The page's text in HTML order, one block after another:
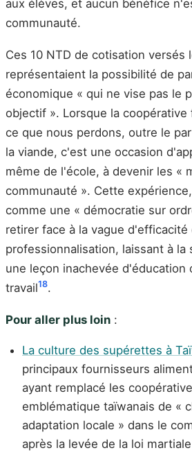
aux élèves, et aucun bénéfice
communauté.
Ces 10 NTD de cotisation versés
représentaient la possibilité de
économique « qui ne vise pas le
objectif ». Lorsque la
ce que nous perdons, outre le
la viande, c'est une occasion
même de l'école, à devenir les «
communauté ». Cette
comme une « démocratie sur
retirer face à la vague d'efficacité
professionnalisation, laissant à la
une leçon inachevée d'éducation
travail18.
Pour aller plus loin :
La culture des supérettes à
principaux fournisseurs
ayant remplacé les
emblématique taïwanais de «
adaptation locale » dans le
après la levée de la loi martiale